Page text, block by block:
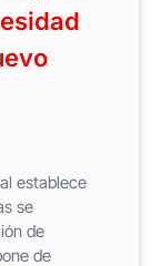
establece
se
de
de